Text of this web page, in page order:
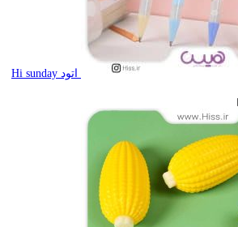
اتود Hi sunday
range:
رایگان
through
۴۰,۰۰۰ تومان